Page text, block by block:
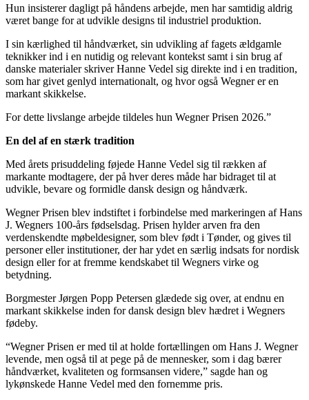
Hun insisterer dagligt på håndens arbejde, men har samtidig aldrig
været bange for at udvikle designs til industriel produktion.
I sin kærlighed til håndværket, sin udvikling af fagets ældgamle
teknikker ind i en nutidig og relevant kontekst samt i sin brug af
danske materialer skriver Hanne Vedel sig direkte ind i en tradition,
som har givet genlyd internationalt, og hvor også Wegner er en
markant skikkelse.
For dette livslange arbejde tildeles hun Wegner Prisen 2026.”
En del af en stærk tradition
Med årets prisuddeling føjede Hanne Vedel sig til rækken af
markante modtagere, der på hver deres måde har bidraget til at
udvikle, bevare og formidle dansk design og håndværk.
Wegner Prisen blev indstiftet i forbindelse med markeringen af Hans
J. Wegners 100-års fødselsdag. Prisen hylder arven fra den
verdenskendte møbeldesigner, som blev født i Tønder, og gives til
personer eller institutioner, der har ydet en særlig indsats for nordisk
design eller for at fremme kendskabet til Wegners virke og
betydning.
Borgmester Jørgen Popp Petersen glædede sig over, at endnu en
markant skikkelse inden for dansk design blev hædret i Wegners
fødeby.
“Wegner Prisen er med til at holde fortællingen om Hans J. Wegner
levende, men også til at pege på de mennesker, som i dag bærer
håndværket, kvaliteten og formsansen videre,” sagde han og
lykønskede Hanne Vedel med den fornemme pris.